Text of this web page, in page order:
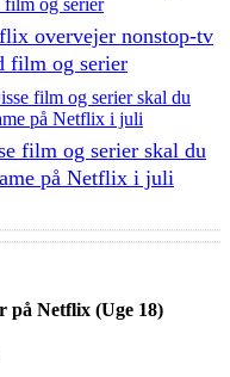
overvejer nonstop-tv
film og serier
film og serier skal du
på Netflix i juli
på Netflix (Uge 18)